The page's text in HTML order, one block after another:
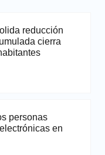
reducción
cierra
personas
en